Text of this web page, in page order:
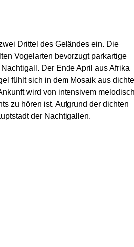
Drittel des Geländes ein. Die
Vogelarten bevorzugt parkartige
Der Ende April aus Afrika
fühlt sich in dem Mosaik aus
wird von intensivem
zu hören ist. Aufgrund der dichten
der Nachtigallen.